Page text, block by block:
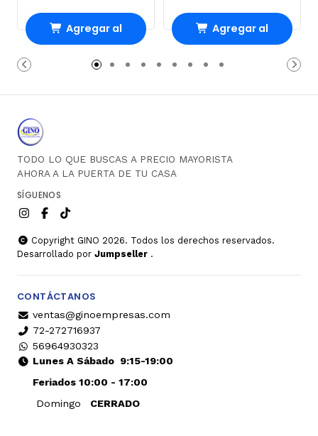
Agregar al
carrito
Agregar al
carrito
TODO LO QUE BUSCAS A PRECIO MAYORISTA
AHORA A LA PUERTA DE TU CASA
SÍGUENOS
Copyright GINO 2026. Todos los derechos reservados.
Desarrollado por Jumpseller .
CONTÁCTANOS
ventas@ginoempresas.com
72-272716937
56964930323
Lunes A Sábado9:15-19:00
Feriados 10:00 - 17:00
Domingo
CERRADO